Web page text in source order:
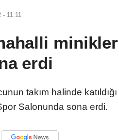
- 11:11
erdi
takım halinde
Salonunda sona erdi.